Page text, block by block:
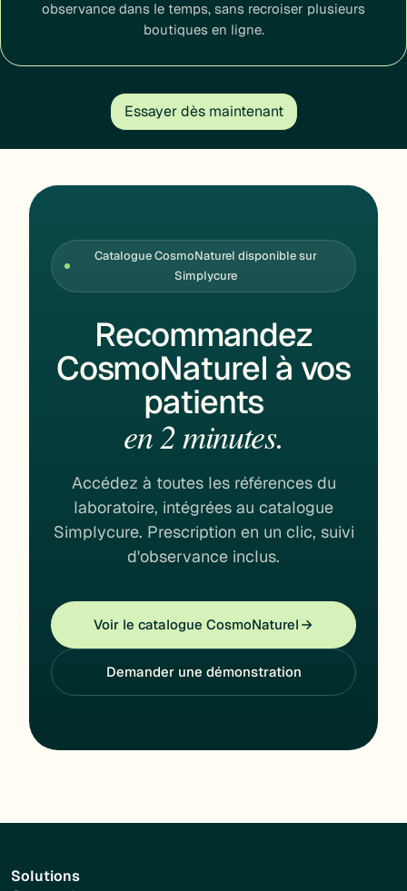
observance dans le temps, sans recroiser plusieurs
boutiques en ligne.
Essayer dès maintenant
Catalogue CosmoNaturel disponible sur
Simplycure
Recommandez
CosmoNaturel à vos
patients
en 2 minutes.
Accédez à toutes les références du
laboratoire, intégrées au catalogue
Simplycure. Prescription en un clic, suivi
d'observance inclus.
Voir le catalogue CosmoNaturel
Demander une démonstration
Solutions